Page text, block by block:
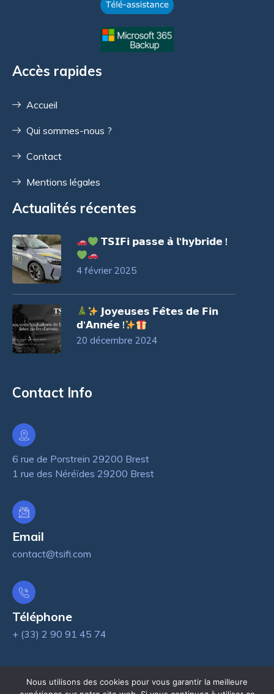
Accès rapides
Accueil
Qui sommes-nous ?
Contact
Mentions légales
Actualités récentes
𝗧𝗦𝗜𝗙𝗶 𝗽𝗮𝘀𝘀𝗲 𝗮̀ 𝗹’𝗵𝘆𝗯𝗿𝗶𝗱𝗲 !
4 février 2025
𝗝𝗼𝘆𝗲𝘂𝘀𝗲𝘀 𝗙𝗲̂𝘁𝗲𝘀 𝗱𝗲 𝗙𝗶𝗻
𝗱’𝗔𝗻𝗻𝗲́𝗲 !
20 décembre 2024
Contact Info
6 rue de Porstrein 29200 Brest
1 rue des Néréïdes 29200 Brest
Email
contact@tsifi.com
Téléphone
+ (33) 2 90 91 45 74
Nous utilisons des cookies pour vous garantir la meilleure